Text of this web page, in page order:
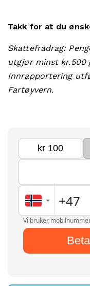
Takk for at du
Skattefradrag:
utgjør minst
Innrapportering
Fartøyvern.